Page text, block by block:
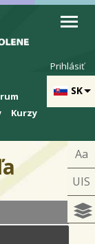
SK
Prihlásiť
Kurzy
Aa
UIS